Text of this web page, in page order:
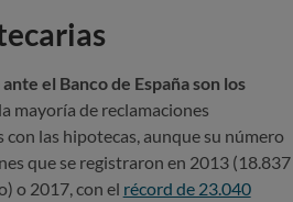
el Banco de España son los
mayoría de reclamaciones
las hipotecas, aunque su número
que se registraron en 2013 (18.837
o 2017, con el récord de 23.040